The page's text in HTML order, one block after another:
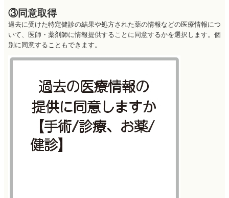
③同意取得
過去に受けた特定健診の結果や処方された薬の情報などの医療情報につ
いて、医師・薬剤師に情報提供することに同意するかを選択します。個
別に同意することもできます。